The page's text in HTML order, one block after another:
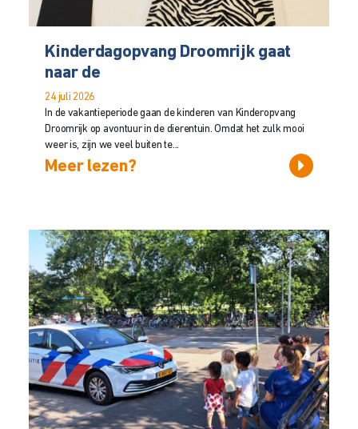
Kinderdagopvang Droomrijk gaat
naar de
24 juli 2026
In de vakantieperiode gaan de kinderen van Kinderopvang
Droomrijk op avontuur in de dierentuin. Omdat het zulk mooi
weer is, zijn we veel buiten te...
Meer lezen?